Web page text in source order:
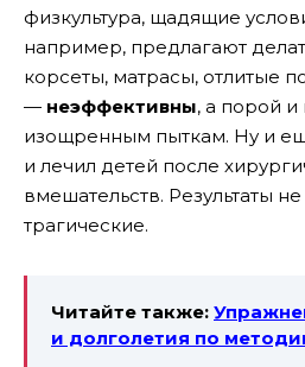
физкультура, щадящие
например, предлагают
корсеты, матрасы, отлитые
— неэффективны, а порой
изощренным пыткам. Ну и
и лечил детей после
вмешательств. Результаты
трагические.
Читайте также:
и долголетия по